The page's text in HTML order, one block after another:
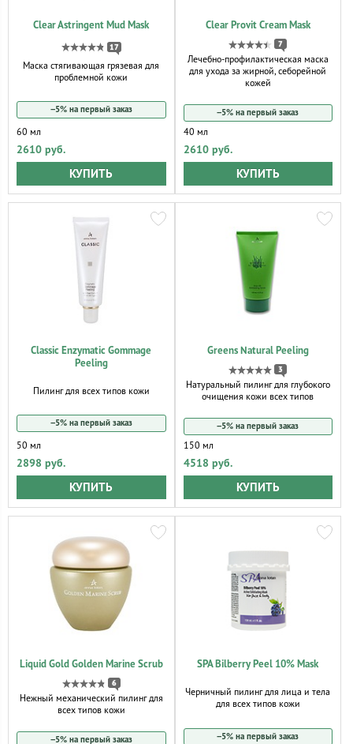
Clear Astringent Mud Mask
17
Маска стягивающая грязевая для
проблемной кожи
−5% на первый заказ
60 мл
2610 руб.
КУПИТЬ
Clear Provit Cream Mask
7
Лечебно-профилактическая маска
для ухода за жирной, себорейной
кожей
−5% на первый заказ
40 мл
2610 руб.
КУПИТЬ
Classic Enzymatic Gommage
Peeling
Пилинг для всех типов кожи
−5% на первый заказ
50 мл
2898 руб.
КУПИТЬ
Greens Natural Peeling
3
Натуральный пилинг для глубокого
очищения кожи всех типов
−5% на первый заказ
150 мл
4518 руб.
КУПИТЬ
Liquid Gold Golden Marine Scrub
6
Нежный механический пилинг для
всех типов кожи
−5% на первый заказ
SPA Bilberry Peel 10% Mask
Черничный пилинг для лица и тела
для всех типов кожи
−5% на первый заказ